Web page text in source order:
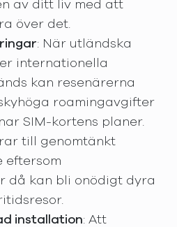
av ditt liv med att
över det.
: När utländska
internationella
kan resenärerna
roamingavgifter
SIM-kortens planer.
till genomtänkt
eftersom
då kan bli onödigt dyra
installation: Att